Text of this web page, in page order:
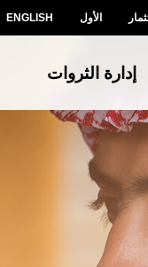
الأول ENGLISH
إدارة الثروات